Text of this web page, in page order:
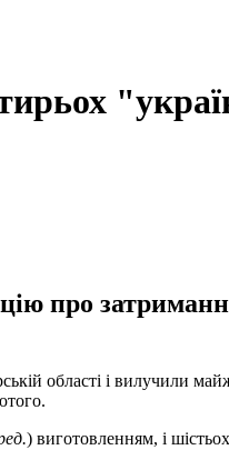
про
області і вилучили
) виготовленням, і